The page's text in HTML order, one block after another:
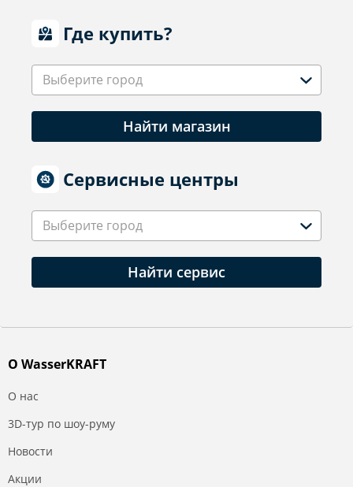
Где купить?
Выберите город
Найти магазин
Сервисные центры
Выберите город
Найти сервис
О WasserKRAFT
О нас
3D-тур по шоу-руму
Новости
Акции